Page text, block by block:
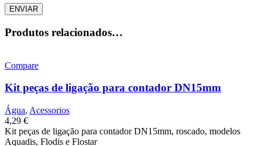
Produtos relacionados…
Compare
Kit peças de ligação para contador DN15mm
Água, Acessorios
4,29 €
Kit peças de ligação para contador DN15mm, roscado, modelos
Aquadis, Flodis e Flostar